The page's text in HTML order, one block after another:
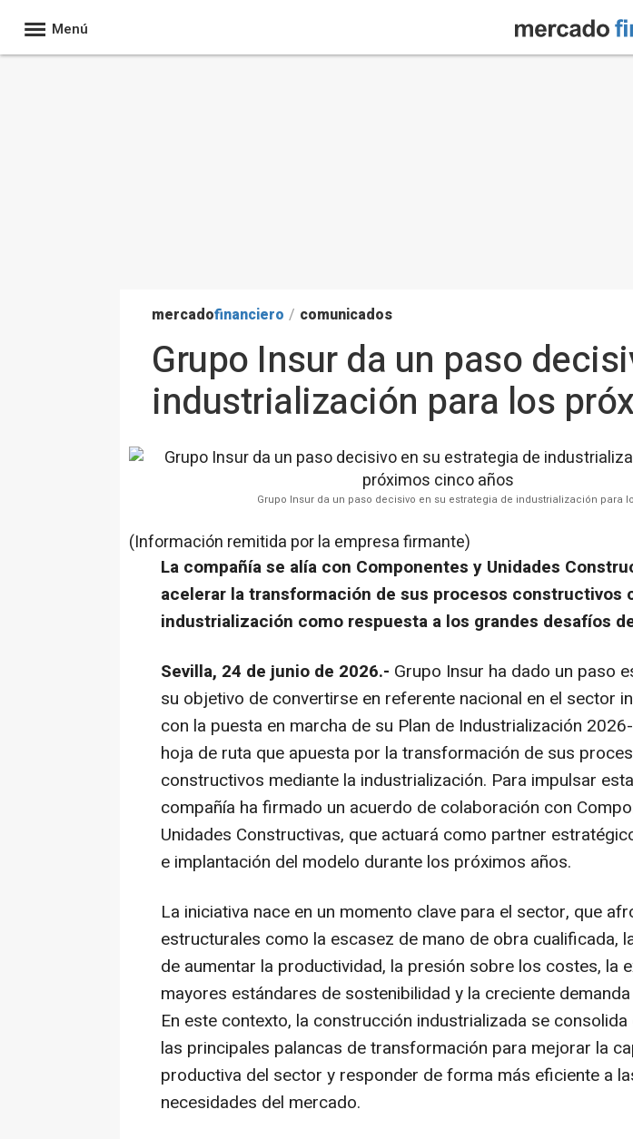
Menú
mercadofinanciero / comunicados
Grupo Insur da un paso
industrialización para los
Grupo Insur da un paso decisivo en su estrategia de industrialización para
(Información remitida por la empresa firmante)
La compañía se alía con Componentes y Unidades
acelerar la transformación de sus procesos constructivos
industrialización como respuesta a los grandes desafíos
Sevilla, 24 de junio de 2026.- Grupo Insur ha dado un paso
su objetivo de convertirse en referente nacional en el sector
con la puesta en marcha de su Plan de Industrialización
hoja de ruta que apuesta por la transformación de sus
constructivos mediante la industrialización. Para impulsar
compañía ha firmado un acuerdo de colaboración con
Unidades Constructivas, que actuará como partner
e implantación del modelo durante los próximos años.
La iniciativa nace en un momento clave para el sector, que
estructurales como la escasez de mano de obra cualificada,
de aumentar la productividad, la presión sobre los costes, la
mayores estándares de sostenibilidad y la creciente
En este contexto, la construcción industrializada se
las principales palancas de transformación para mejorar la
productiva del sector y responder de forma más eficiente a
necesidades del mercado.